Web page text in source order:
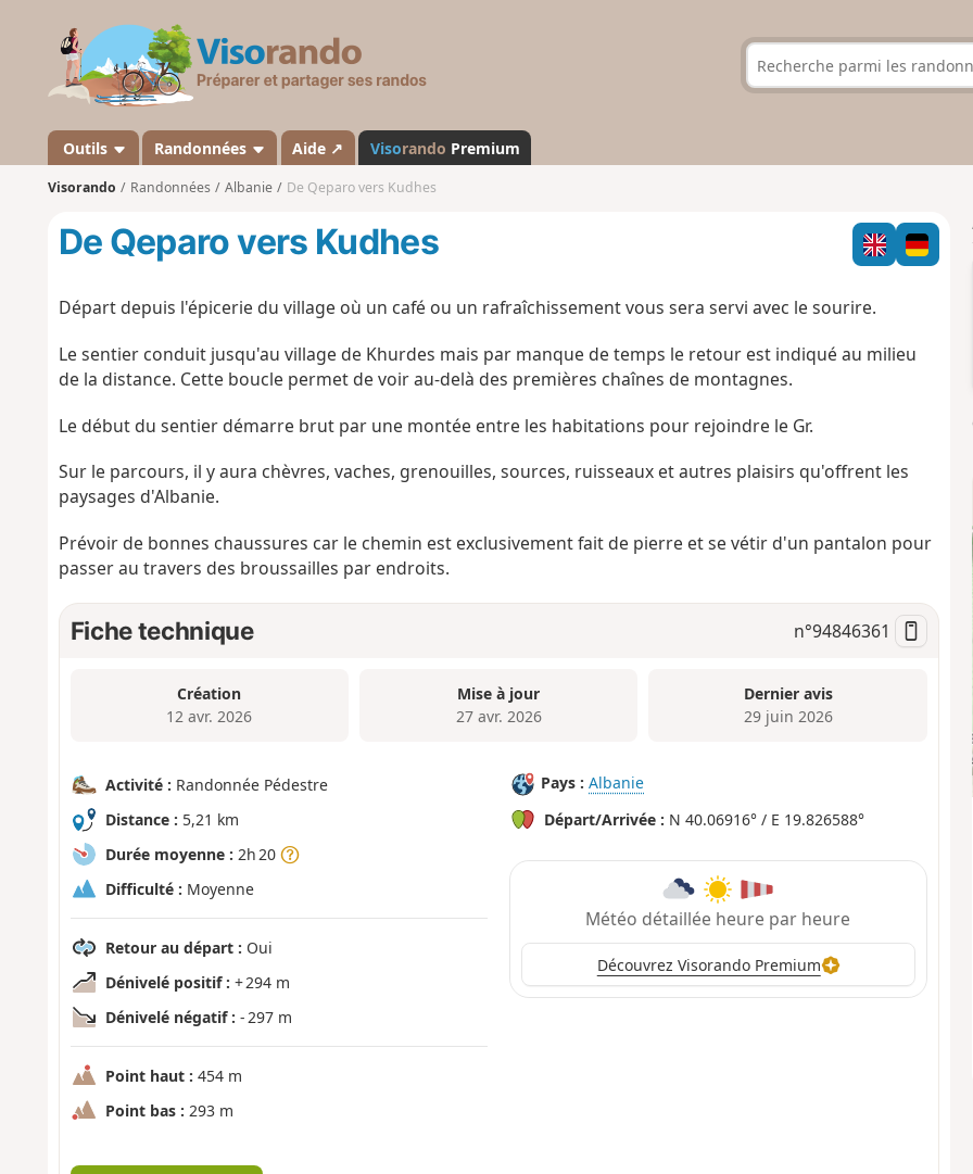
s
a
n
d
Outils Randonnées Aide ↗ Visorando Premium
Visorando Randonnées Albanie De Qeparo vers Kudhes
De Qeparo vers Kudhes
Départ depuis l'épicerie du village où un café ou un rafraîchissement vous sera servi avec le sourire.
Le sentier conduit jusqu'au village de Khurdes mais par manque de temps le retour est indiqué au milieu
de la distance. Cette boucle permet de voir au-delà des premières chaînes de montagnes.
Le début du sentier démarre brut par une montée entre les habitations pour rejoindre le Gr.
Sur le parcours, il y aura chèvres, vaches, grenouilles, sources, ruisseaux et autres plaisirs qu'offrent les
paysages d'Albanie.
Prévoir de bonnes chaussures car le chemin est exclusivement fait de pierre et se vétir d'un pantalon pour
passer au travers des broussailles par endroits.
Fiche technique n°94846361
Création
12 avr. 2026
Mise à jour
27 avr. 2026
Dernier avis
29 juin 2026
Activité : Randonnée Pédestre
Distance : 5,21 km
Durée moyenne : 2h 20
Difficulté : Moyenne
Retour au départ : Oui
Dénivelé positif : + 294 m
Dénivelé négatif : - 297 m
Point haut : 454 m
Point bas : 293 m
Pays : Albanie
Départ/Arrivée : N 40.06916° / E 19.826588°
Météo détaillée heure par heure
Découvrez Visorando Premium